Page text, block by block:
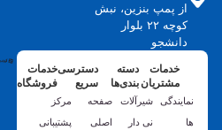
از پمپ بنزین، نبش
کوچه ۲۲ بلوار
دانشجو
خدمات
مشتریان
نمایندگی
ها
دسته
بندی‌ها
شیرآلات
نی دار
دسترسی
سریع
صفحه
اصلی
خدمات
فروشگاه
مرکز
پشتیبانی